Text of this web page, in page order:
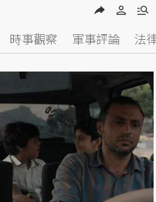
時事觀察 軍事評論 法